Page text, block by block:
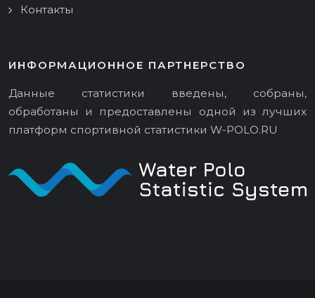
Контакты
ИНФОРМАЦИОННОЕ ПАРТНЕРСТВО
Данные статистики введены, собраны,
обработаны и предоставлены одной из лучших
платформ спортивной статистики W-POLO.RU